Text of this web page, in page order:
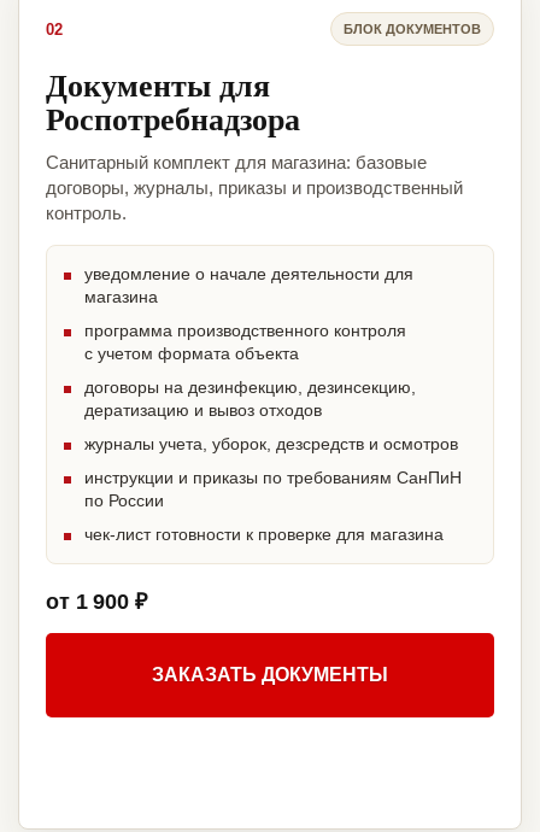
02 БЛОК ДОКУМЕНТОВ
Документы для
Роспотребнадзора
Санитарный комплект для магазина: базовые
договоры, журналы, приказы и производственный
контроль.
уведомление о начале деятельности для
магазина
программа производственного контроля
с учетом формата объекта
договоры на дезинфекцию, дезинсекцию,
дератизацию и вывоз отходов
журналы учета, уборок, дезсредств и осмотров
инструкции и приказы по требованиям СанПиН
по России
чек-лист готовности к проверке для магазина
от 1 900 ₽
ЗАКАЗАТЬ ДОКУМЕНТЫ